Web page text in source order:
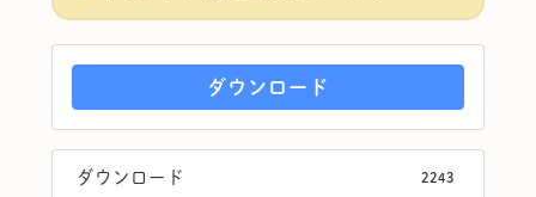
ダウンロード
ダウンロード 2243